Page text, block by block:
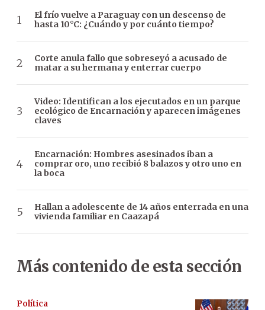
El frío vuelve a Paraguay con un descenso de
hasta 10°C: ¿Cuándo y por cuánto tiempo?
Corte anula fallo que sobreseyó a acusado de
matar a su hermana y enterrar cuerpo
Video: Identifican a los ejecutados en un parque
ecológico de Encarnación y aparecen imágenes
claves
Encarnación: Hombres asesinados iban a
comprar oro, uno recibió 8 balazos y otro uno en
la boca
Hallan a adolescente de 14 años enterrada en una
vivienda familiar en Caazapá
Más contenido de esta sección
Política